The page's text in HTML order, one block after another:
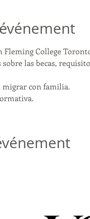
Fleming College
sobre las becas,
migrar con familia.